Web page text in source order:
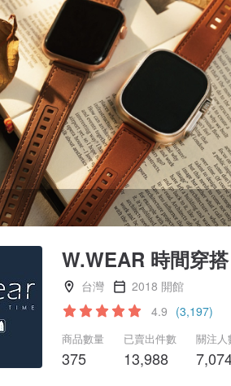
W.WEAR 時間穿搭
台灣
2018 開館
4.9 (3,197)
商品數量
375
已賣出件數
13,988
關注人